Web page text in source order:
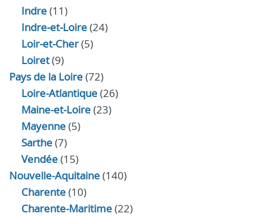
Indre(11)
Indre‑et‑Loire(24)
Loir‑et‑Cher(5)
Loiret(9)
Pays de la Loire(72)
Loire-Atlantique(26)
Maine-et-Loire(23)
Mayenne(5)
Sarthe(7)
Vendée(15)
Nouvelle-Aquitaine(140)
Charente(10)
Charente-Maritime(22)